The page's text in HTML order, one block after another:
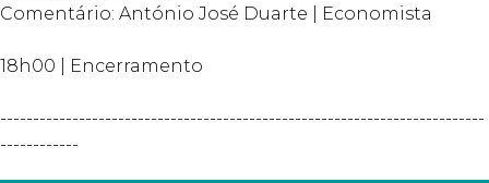
Comentário: António José Duarte | Economista
18h00 | Encerramento
--------------------------------------------------------------------------
------------